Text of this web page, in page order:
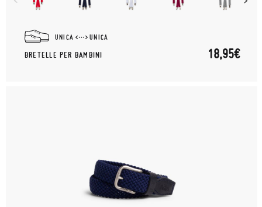
UNICA UNICA
BRETELLE PER BAMBINI 18,95€